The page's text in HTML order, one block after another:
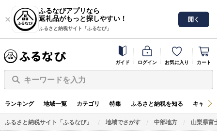
ふるなびアプリなら
返礼品がもっと探しやすい！
ふるさと納税サイト「ふるなび」
開く
ガイド ログイン お気に入り カート
キーワードを入力
ランキング 地域一覧 カテゴリ 特集 ふるさと納税を知る キャン
ふるさと納税サイト「ふるなび」 地域でさがす 中部地方 山梨県富